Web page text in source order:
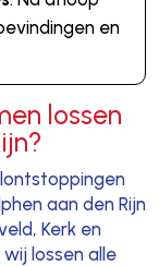
en
lossen
aan den Rijn
Kerk en
lossen alle